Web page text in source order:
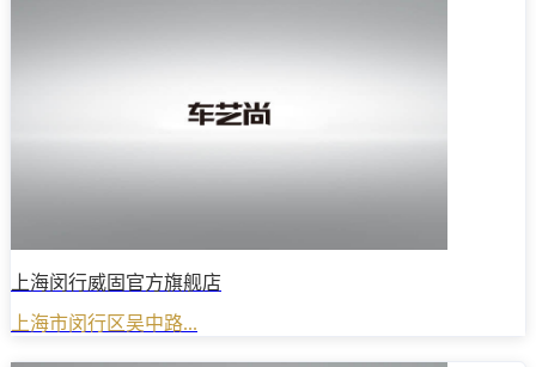
上海闵行威固官方旗舰店
上海市闵行区吴中路...